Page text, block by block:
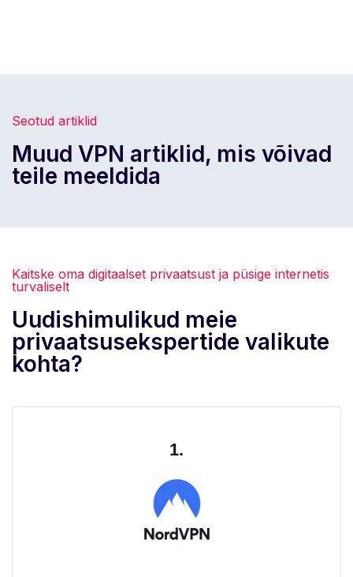
Seotud artiklid
Muud VPN artiklid, mis võivad
teile meeldida
Kaitske oma digitaalset privaatsust ja püsige internetis
turvaliselt
Uudishimulikud meie
privaatsusekspertide valikute
kohta?
1.